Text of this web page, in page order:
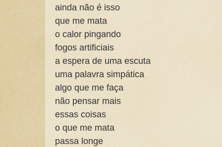
ainda não é isso
que me mata
o calor pingando
fogos artificiais
a espera de uma escuta
uma palavra simpática
algo que me faça
não pensar mais
essas coisas
o que me mata
passa longe